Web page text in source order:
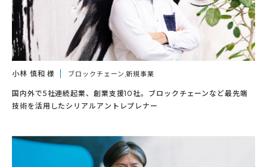
小林 慎和 様 ブロックチェーン,新規事業
国内外で5社連続起業、創業支援10社。ブロックチェーンなど最先端
技術を活用したシリアルアントレプレナー